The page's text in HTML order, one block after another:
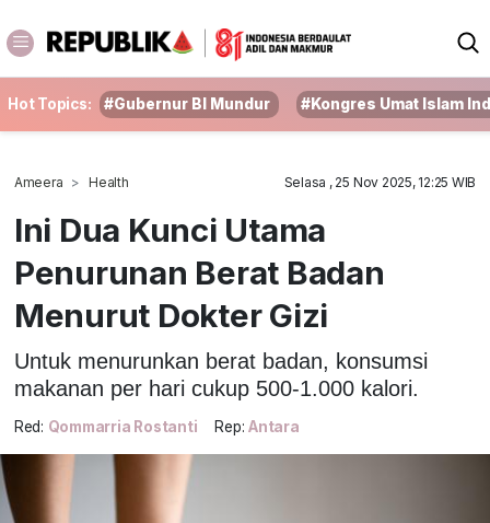
Hot Topics: #Gubernur BI Mundur #Kongres Umat Islam
Ameera Health Selasa , 25 Nov 2025, 12:25 WIB
Ini Dua Kunci Utama
Penurunan Berat Badan
Menurut Dokter Gizi
Untuk menurunkan berat badan, konsumsi
makanan per hari cukup 500-1.000 kalori.
Red: Qommarria Rostanti Rep: Antara